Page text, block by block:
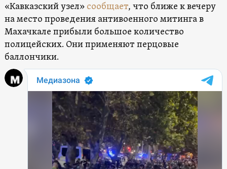
«Кавказский узел» сообщает, что ближе к вечеру
на место проведения антивоенного митинга в
Махачкале прибыли большое количество
полицейских. Они применяют перцовые
баллончики.